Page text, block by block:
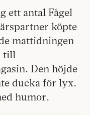
ett antal Fågel
köpte
mattidningen
till
Den höjde
ducka för lyx.
humor.